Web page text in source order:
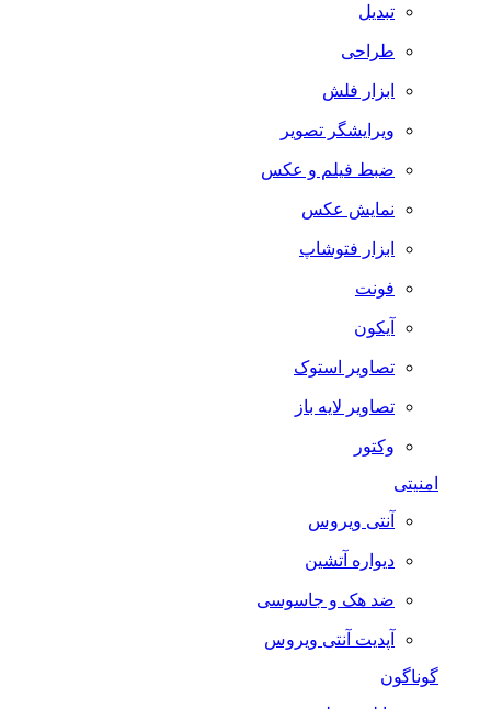
تبدیل
طراحی
ابزار فلش
ویرایشگر تصویر
ضبط فيلم و عكس
نمایش عکس
ابزار فتوشاپ
فونت
آیکون
تصاویر استوک
تصاویر لایه باز
وکتور
امنیتی
آنتی ویروس
دیواره آتشین
ضد هک و جاسوسی
آپدیت آنتی ویروس
گوناگون